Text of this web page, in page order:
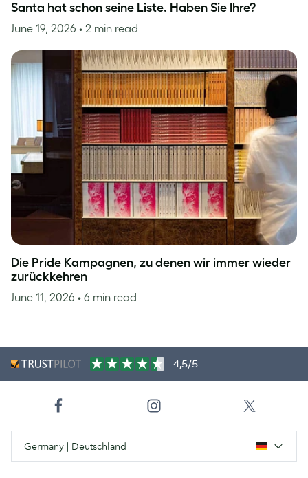
Santa hat schon seine Liste. Haben Sie Ihre?
June 19, 2026 • 2 min read
Die Pride Kampagnen, zu denen wir immer wieder
zurückkehren
June 11, 2026 • 6 min read
4,5/5
Germany | Deutschland